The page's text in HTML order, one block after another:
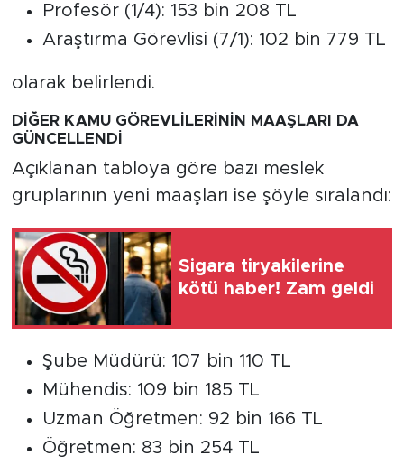
Profesör (1/4): 153 bin 208 TL
Araştırma Görevlisi (7/1): 102 bin 779 TL
olarak belirlendi.
DİĞER KAMU GÖREVLİLERİNİN MAAŞLARI DA
GÜNCELLENDİ
Açıklanan tabloya göre bazı meslek
gruplarının yeni maaşları ise şöyle sıralandı:
Sigara tiryakilerine
kötü haber! Zam geldi
Şube Müdürü: 107 bin 110 TL
Mühendis: 109 bin 185 TL
Uzman Öğretmen: 92 bin 166 TL
Öğretmen: 83 bin 254 TL